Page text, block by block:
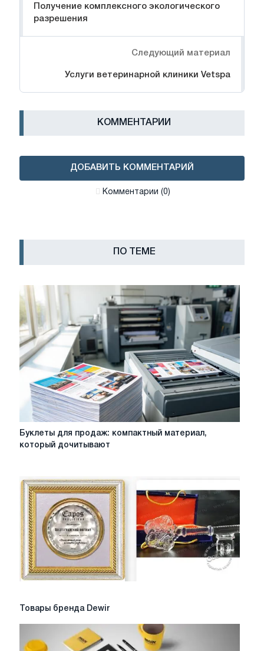
Получение комплексного экологического
разрешения
Следующий материал
Услуги ветеринарной клиники Vetspa
КОММЕНТАРИИ
ДОБАВИТЬ КОММЕНТАРИЙ
Комментарии (0)
ПО ТЕМЕ
Буклеты
материал,
который
дочитывают
Буклеты для продаж: компактный материал,
который дочитывают
Товары
Товары бренда Dewir